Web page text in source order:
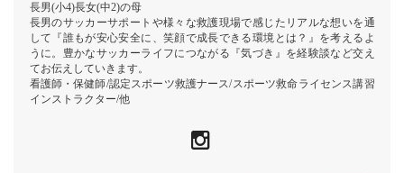
長男(小4)長女(中2)の母
長男のサッカーサポートや様々な救護現場で感じたリアルな想いを通
して『誰もが安心安全に、笑顔で成長できる環境とは？』を考えるよ
うに。豊かなサッカーライフにつながる『気づき』を経験談など交え
てお伝えしていきます。
看護師・保健師/認定スポーツ救護ナース/スポーツ救命ライセンス講習
インストラクター/他